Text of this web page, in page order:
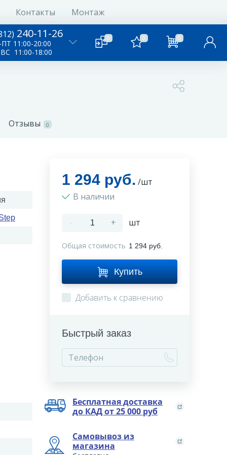
Контакты Монтаж
240-11-26
11:00-20:00
11:00-18:00
0 0 0
Отзывы 0
1 294 руб. /шт
В наличии
- + шт
Общая стоимость 1 294 руб.
Купить
Добавить к сравнению
Быстрый заказ
Бесплатная доставка
до КАД от 25 000 руб
Самовывоз из
магазина